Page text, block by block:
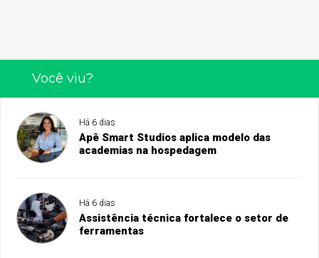
Você viu?
Há 6 dias
Apê Smart Studios aplica modelo das
academias na hospedagem
Há 6 dias
Assistência técnica fortalece o setor de
ferramentas